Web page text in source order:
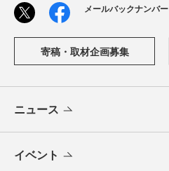
メールバックナンバー
寄稿・取材企画募集
ニュース
イベント